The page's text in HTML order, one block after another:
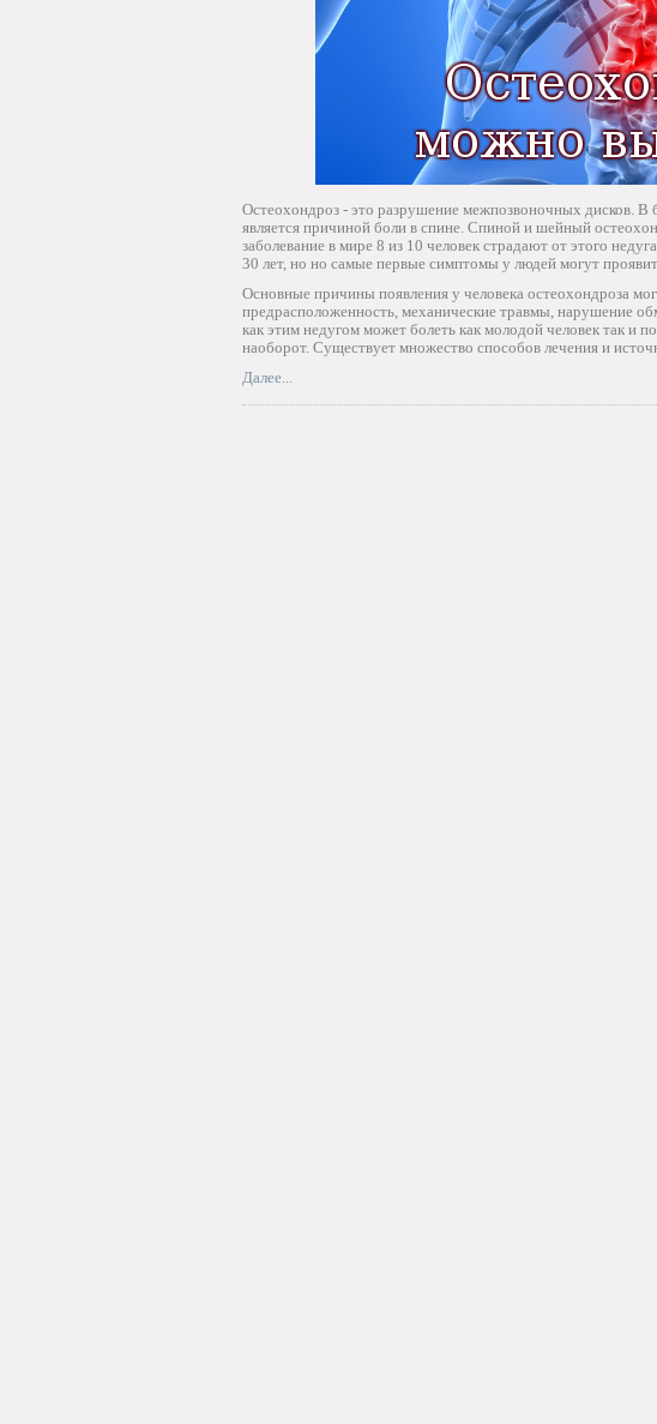
Остеохондроз - это разрушение межпозвоночных дисков. В
является причиной боли в спине. Спиной и шейный
заболевание в мире 8 из 10 человек страдают от этого
30 лет, но но самые первые симптомы у людей могут
Основные причины появления у человека остеохондроза
предрасположенность, механические травмы, нарушение
как этим недугом может болеть как молодой человек так и
наоборот. Существует множество способов лечения и
Далее...